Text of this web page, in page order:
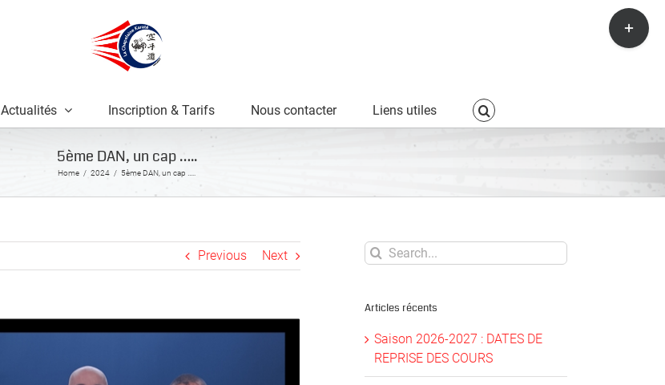
Actualités Inscription & Tarifs Nous contacter Liens utiles
5ème DAN, un cap …..
Home 2024 5ème DAN, un cap …..
Previous Next
Search
for:
Articles récents
Saison 2026-2027 : DATES DE
REPRISE DES COURS
Toggle
Sliding